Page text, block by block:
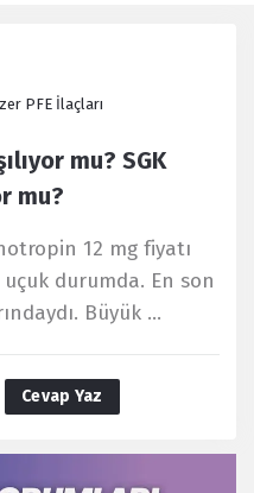
PFE İlaçları
mu? SGK
mu?
12 mg fiyatı
durumda. En son
Büyük ...
Cevap Yaz